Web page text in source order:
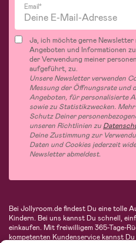
Email*
Ja, ich möchte gerne
Angeboten und Informationen
der Verwendung meiner
aufgeführt, zu.
Unsere Newsletter verwenden
Messung der Öffnungsrate und
Angeboten, für personalisierte
sowie zu Statistikzwecken.
Schutz Deiner
unseren Richtlinien zu
Deine Zustimmung zur
Daten und Cookies jederzeit
Newsletter abmeldest.
Bei Jollyroom.de findest Du eine tolle
Kindern. Bei uns kannst Du schnell,
einkaufen. Mit freiwilligem 365-Tage-
kompetenten Kundenservice kannst